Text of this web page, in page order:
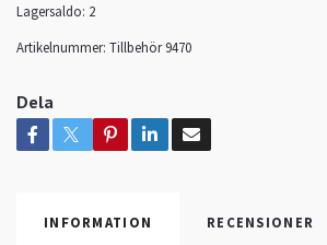
Lagersaldo: 2
Artikelnummer: Tillbehör 9470
Dela
INFORMATION RECENSIONER